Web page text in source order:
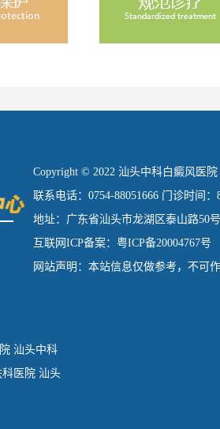
Copyright © 2022 汕头中科白癜风医
联系电话：0754-88051666 门诊时间：
地址：广东省汕头市龙湖区泰山路50
互联网ICP备案：粤ICP备20004767号
网站声明：本站信息仅做参考，不可
汕头中科
科医院 汕头